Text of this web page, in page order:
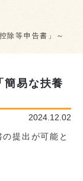
除等申告書」～
易な扶養
2024.12.02
提出が可能と